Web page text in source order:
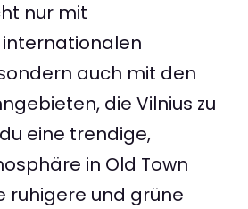
nur mit
auch mit den
die Vilnius zu
eine trendige,
in Old Town
ruhigere und grüne